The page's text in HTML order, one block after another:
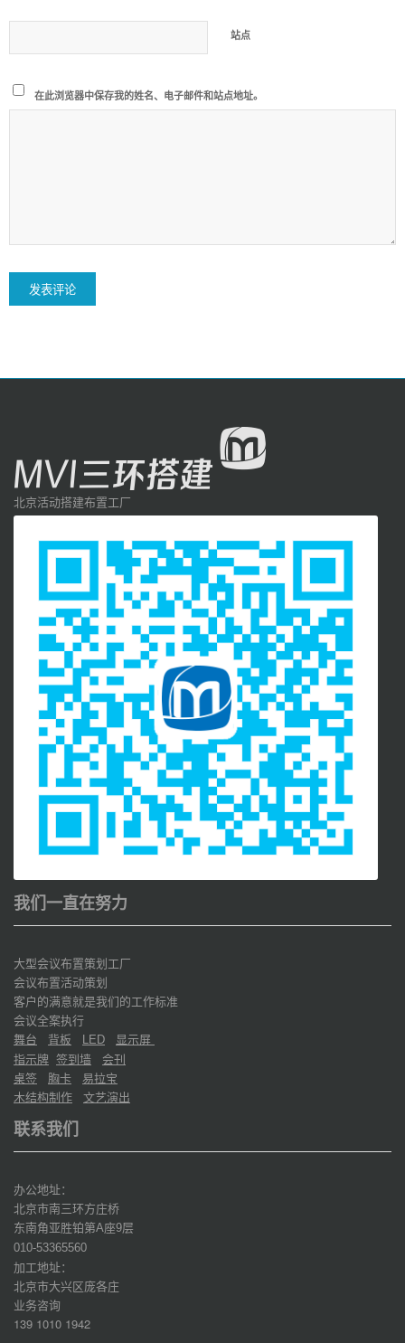
站点
在此浏览器中保存我的姓名、电子邮件和站点地址。
北京活动搭建布置工厂
我们一直在努力
大型会议布置策划工厂
会议布置活动策划
客户的满意就是我们的工作标准
会议全案执行
舞台
背板 LED
显示屏
指示牌 签到墙
会刊
桌签
胸卡
易拉宝
木结构制作
文艺演出
联系我们
办公地址：
北京市南三环方庄桥
东南角亚胜铂第A座9层
010-53365560
加工地址：
北京市大兴区庞各庄
业务咨询
139 1010 1942